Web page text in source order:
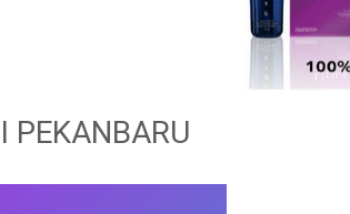
PEKANBARU